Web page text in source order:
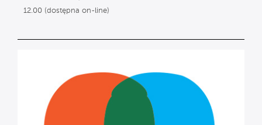
12.00 (dostępna on-line)